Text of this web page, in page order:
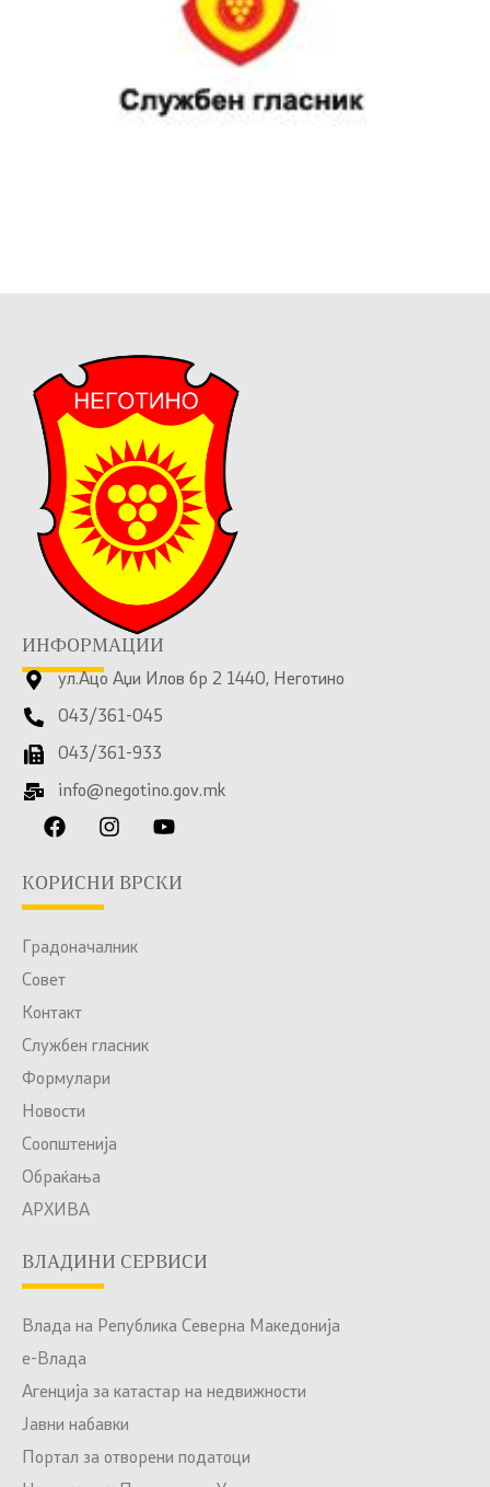
ИНФОРМАЦИИ
ул.Ацо Аџи Илов бр 2 1440, Неготино
043/361-045
043/361-933
info@negotino.gov.mk
КОРИСНИ ВРСКИ
Градоначалник
Совет
Контакт
Службен гласник
Формулари
Новости
Соопштенија
Обраќања
АРХИВА
ВЛАДИНИ СЕРВИСИ
Влада на Република Северна Македонија
е-Влада
Агенција за катастар на недвижности
Јавни набавки
Портал за отворени податоци